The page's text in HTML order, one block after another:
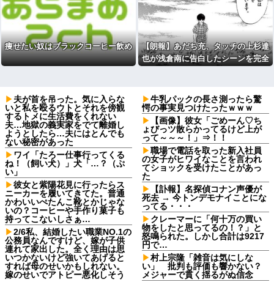
痩せたい奴はブラックコーヒー飲め
【朗報】あだち充、タッチの上杉達
也が浅倉南に告白したシーンを完全
夫が首を吊った。気に入らな
いと私を殴るウトとそれを傍観
するトメに生活費をくれない
夫…地獄の義実家をでて離婚し
ようとしたら…夫にはとんでも
ない秘密があった
ワイ「たろー仕事行ってくる
ね！（飼い犬）」犬「…？（ぷ
い」
彼女と紫陽花見に行ったらス
ニーカーを履いてきてた。普通
かわいいぺたんこ靴とかじゃな
いの？コーヒーや手作り菓子も
持ってこないしさぁ…
2/6私、結婚したい職業NO.1の
公務員なんですけど、嫁が子供
連れて家出した。全く理由は思
いつかないけど強いてあげると
すれば母のせいかもしれない。
嫁のせいでアトピー悪化しそう
牛乳パックの長さ測ったら驚
愕の事実見つけたったｗｗｗ
【画像】彼女「ごめーん♡ち
ょびっツ散らかってるけど上が
って～～～！」⇒！！
職場で電話を取った新入社員
の女子がヒワイなことを言われ
てショックを受けたことがあっ
た
【訃報】名探偵コナン声優が
死去 → 今トンデモナイことにな
ってる・・・
クレーマーに「何十万の買い
物をしたと思ってるの！？」と
怒鳴られた。しかし合計は9217
円で…
村上宗隆「雑音は気にしな
い」 批判も評価も響かない？
メジャーで貫く揺るがぬ信念